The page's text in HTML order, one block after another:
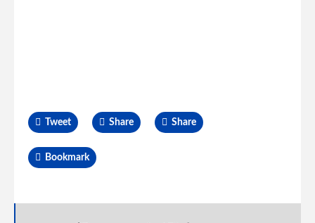
Tweet Share Share
Bookmark